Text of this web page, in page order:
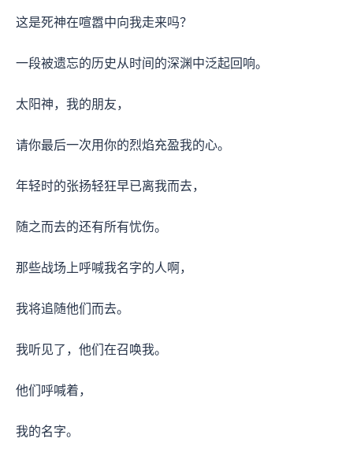
这是死神在喧嚣中向我走来吗？
一段被遗忘的历史从时间的深渊中泛起回响。
太阳神，我的朋友，
请你最后一次用你的烈焰充盈我的心。
年轻时的张扬轻狂早已离我而去，
随之而去的还有所有忧伤。
那些战场上呼喊我名字的人啊，
我将追随他们而去。
我听见了，他们在召唤我。
他们呼喊着，
我的名字。